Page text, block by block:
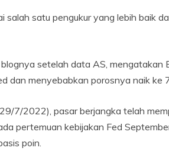
salah satu pengukur yang lebih baik
setelah data AS, mengatakan
dan menyebabkan porosnya naik ke
7/2022), pasar berjangka telah
pertemuan kebijakan Fed
poin.